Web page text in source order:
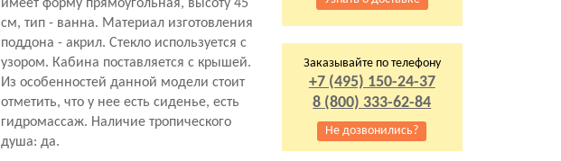
имеет форму прямоугольная, высоту 45
см, тип - ванна. Материал изготовления
поддона - акрил. Стекло используется с
узором. Кабина поставляется с крышей.
Из особенностей данной модели стоит
отметить, что у нее есть сиденье, есть
гидромассаж. Наличие тропического
душа: да.
Заказывайте по телефону
+7 (495) 150-24-37
8 (800) 333-62-84
Не дозвонились?